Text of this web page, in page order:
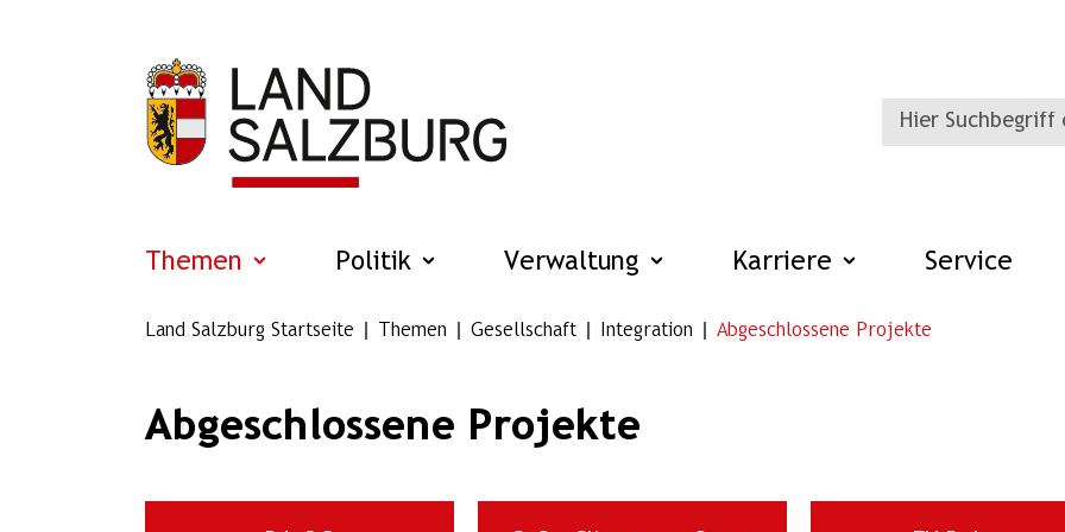
Themen Politik Verwaltung Karriere Service
Land Salzburg Startseite Themen Gesellschaft Integration Abgeschlossene Projekte
Abgeschlossene Projekte